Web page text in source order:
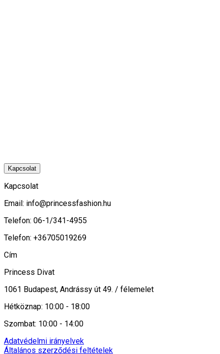
Kapcsolat
Kapcsolat
Email: info@princessfashion.hu
Telefon: 06-1/341-4955
Telefon: +36705019269
Cím
Princess Divat
1061 Budapest, Andrássy út 49. / félemelet
Hétköznap: 10:00 - 18:00
Szombat: 10:00 - 14:00
Adatvédelmi irányelvek
Általános szerződési feltételek